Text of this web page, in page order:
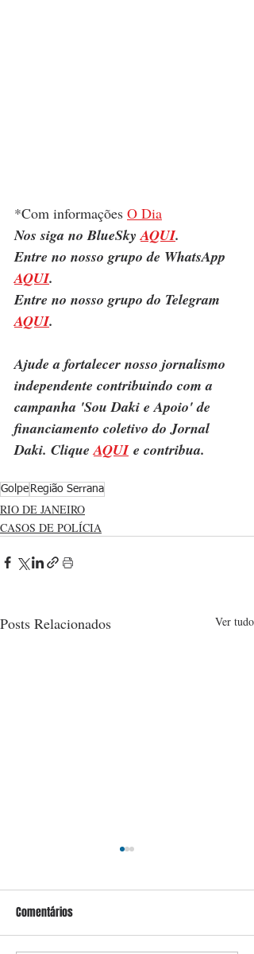
*Com informações O Dia
Nos siga no BlueSky AQUI.
Entre no nosso grupo de WhatsApp
AQUI.
Entre no nosso grupo do Telegram
AQUI.
Ajude a fortalecer nosso jornalismo
independente contribuindo com a
campanha 'Sou Daki e Apoio' de
financiamento coletivo do Jornal
Daki. Clique AQUI e contribua.
Golpe Região Serrana
RIO DE JANEIRO
CASOS DE POLÍCIA
Posts Relacionados Ver tudo
Comentários